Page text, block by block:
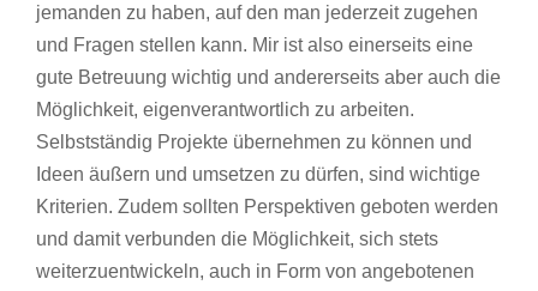
jemanden zu haben, auf den man jederzeit zugehen
und Fragen stellen kann. Mir ist also einerseits eine
gute Betreuung wichtig und andererseits aber auch die
Möglichkeit, eigenverantwortlich zu arbeiten.
Selbstständig Projekte übernehmen zu können und
Ideen äußern und umsetzen zu dürfen, sind wichtige
Kriterien. Zudem sollten Perspektiven geboten werden
und damit verbunden die Möglichkeit, sich stets
weiterzuentwickeln, auch in Form von angebotenen